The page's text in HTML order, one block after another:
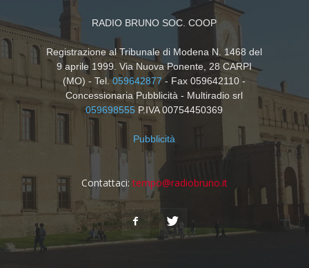
RADIO BRUNO SOC. COOP
Registrazione al Tribunale di Modena N. 1468 del
9 aprile 1999. Via Nuova Ponente, 28 CARPI
(MO) - Tel.059642877- Fax 059642110 -
Concessionaria Pubblicità - Multiradio srl
059698555 P.IVA 00754450369
Pubblicità
Contattaci: tempo@radiobruno.it